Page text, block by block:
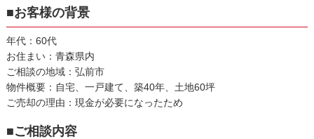
■お客様の背景
年代：60代
お住まい：青森県内
ご相談の地域：弘前市
物件概要：自宅、一戸建て、築40年、土地60坪
ご売却の理由：現金が必要になったため
■ご相談内容